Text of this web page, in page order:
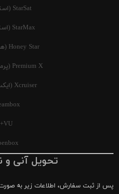
StarSat (استارست)
StarMax (استارمکس)
Honey Star (هانی استار)
Premium X (پرمیوم ایکس)
Xcruiser (ایکس کروزر)
VU+
تحویل آنی
پس از ثبت سفارش، اطلاعات زیر به